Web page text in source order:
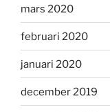
mars 2020
februari 2020
januari 2020
december 2019